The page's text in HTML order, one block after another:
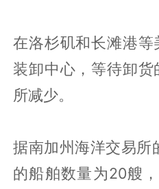
在洛杉矶和长滩港
装卸中心，等待卸
所减少。
据南加州海洋交易所
的船舶数量为20艘